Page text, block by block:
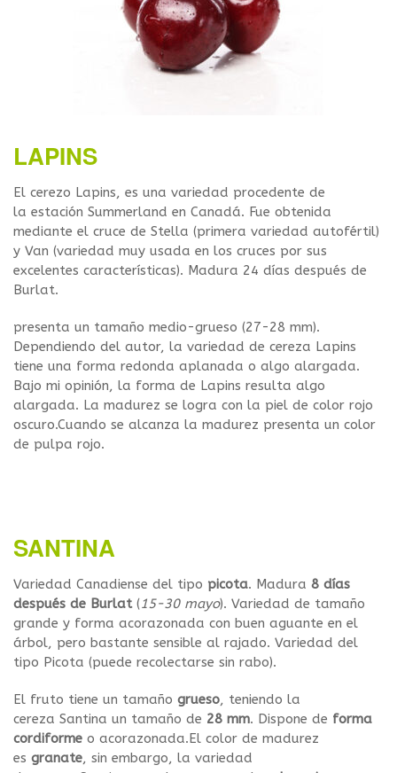
LAPINS
El cerezo Lapins, es una variedad procedente de
la estación Summerland en Canadá. Fue obtenida
mediante el cruce de Stella (primera variedad autofértil)
y Van (variedad muy usada en los cruces por sus
excelentes características). Madura 24 días después de
Burlat.
presenta un tamaño medio-grueso (27-28 mm).
Dependiendo del autor, la variedad de cereza Lapins
tiene una forma redonda aplanada o algo alargada.
Bajo mi opinión, la forma de Lapins resulta algo
alargada. La madurez se logra con la piel de color rojo
oscuro.Cuando se alcanza la madurez presenta un color
de pulpa rojo.
SANTINA
Variedad Canadiense del tipo picota. Madura 8 días
después de Burlat(15-30 mayo). Variedad de tamaño
grande y forma acorazonada con buen aguante en el
árbol, pero bastante sensible al rajado. Variedad del
tipo Picota (puede recolectarse sin rabo).
El fruto tiene un tamaño grueso, teniendo la
cereza Santina un tamaño de 28 mm. Dispone de forma
cordiforme o acorazonada.El color de madurez
es granate, sin embargo, la variedad